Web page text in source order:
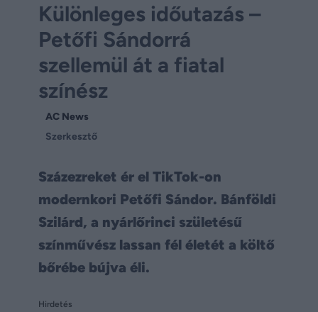
Különleges időutazás –
Petőfi Sándorrá
szellemül át a fiatal
színész
AC News
Szerkesztő
Százezreket ér el TikTok-on
modernkori Petőfi Sándor. Bánföldi
Szilárd, a nyárlőrinci születésű
színművész lassan fél életét a költő
bőrébe bújva éli.
Hirdetés